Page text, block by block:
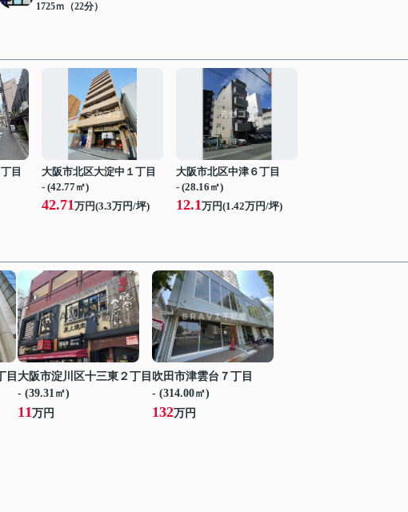
1725ｍ（22分）
目
大阪市北区大淀中１丁目
- (42.77㎡)
42.71万円(3.3万円/坪)
大阪市北区中津６丁目
- (28.16㎡)
12.1万円(1.42万円/坪)
目 大阪市淀川区十三東２丁目
- (39.31㎡)
11万円
吹田市津雲台７丁目
- (314.00㎡)
132万円